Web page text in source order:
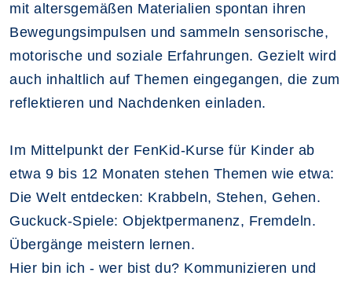
mit altersgemäßen Materialien spontan ihren
Bewegungsimpulsen und sammeln sensorische,
motorische und soziale Erfahrungen. Gezielt wird
auch inhaltlich auf Themen eingegangen, die zum
reflektieren und Nachdenken einladen.
Im Mittelpunkt der FenKid-Kurse für Kinder ab
etwa 9 bis 12 Monaten stehen Themen wie etwa:
Die Welt entdecken: Krabbeln, Stehen, Gehen.
Guckuck-Spiele: Objektpermanenz, Fremdeln.
Übergänge meistern lernen.
Hier bin ich - wer bist du? Kommunizieren und